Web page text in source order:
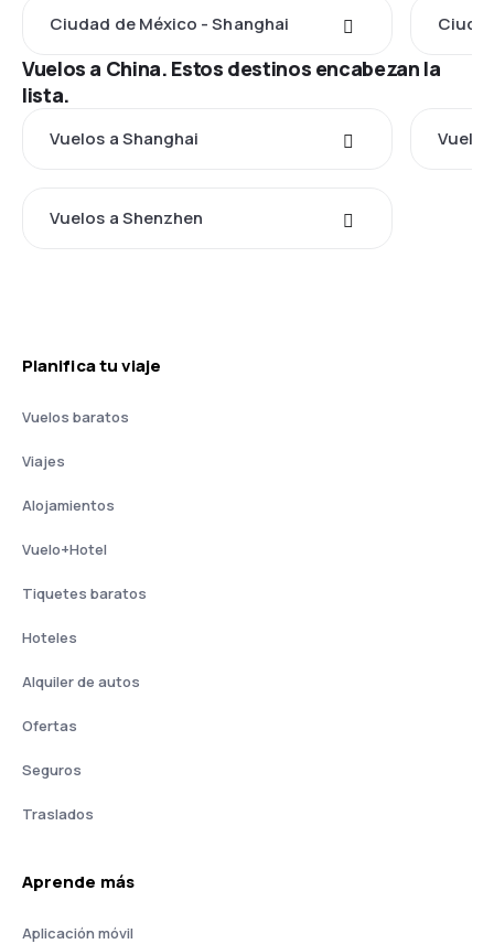
Ciudad de México - Shanghai
Vuelos a China. Estos destinos encabezan la
lista.
Vuelos a Shanghai
Vuelos a Shenzhen
Planifica tu viaje
Vuelos baratos
Viajes
Alojamientos
Vuelo+Hotel
Tiquetes baratos
Hoteles
Alquiler de autos
Ofertas
Seguros
Traslados
Aprende más
Aplicación móvil